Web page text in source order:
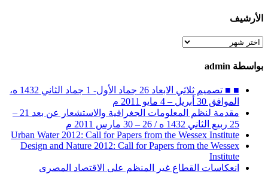
الأرشيف
الأرشيف
بواسطة admin
■ ■ تصميم ثلاثي الابعاد 26 جماد الأول- 1 جماد الثاني 1432 ه،
الموافق 30 أبريل – 4 مايو 2011 م
مقدمة لنظم المعلومات الجغرافية والاستشعار عن بعد 21 –
25 ربيع الثاني 1432 ه / 26 – 30 مارس 2011 م
Urban Water 2012: Call for Papers from the Wessex Institute
Design and Nature 2012: Call for Papers from the Wessex
Institute‏
انعكاسات القطاع غير المنظم على الاقتصاد المصرى